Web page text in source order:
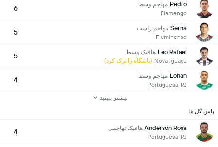
Pedro مهاجم وسط
Flamengo
6
Serna مهاجم راست
Fluminense
5
Léo Rafael هافبک وسط
Nova Iguaçu (باشگاه را ترک کرد)
5
Lohan مهاجم وسط
Portuguesa-RJ
4
بیشتر ببینید
پاس گل ها
Anderson Rosa هافبک تهاجمی
Portuguesa-RJ
4